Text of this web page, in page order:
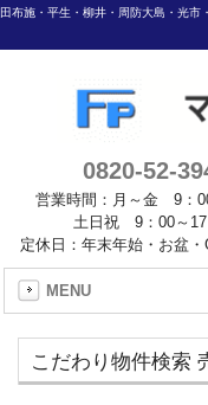
田布施・平生・柳井・周防大島・光
0820-52-
営業時間：月～金 9：
土日祝 9：00～17
定休日：年末年始・お盆・
MENU
こだわり物件検索